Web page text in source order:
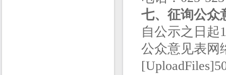
七、征询公众
自公示之日起
公众意见表网